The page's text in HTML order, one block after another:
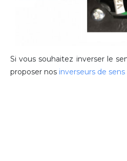
Si vous souhaitez inverser le
proposer nos inverseurs de